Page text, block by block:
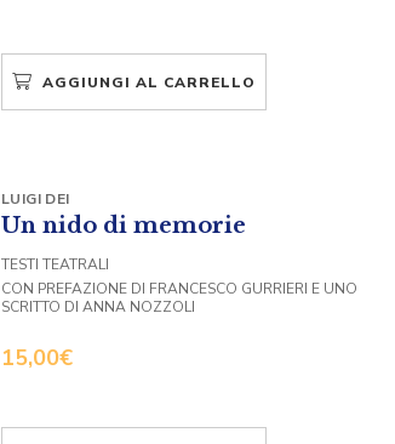
AGGIUNGI AL CARRELLO
Un nido di memorie
15,00€
LUIGI DEI
TESTI TEATRALI
CON PREFAZIONE DI FRANCESCO GURRIERI E UNO
SCRITTO DI ANNA NOZZOLI